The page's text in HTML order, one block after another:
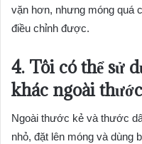
vặn hơn, nhưng móng quá
điều chỉnh được.
4. Tôi có thể sử
khác ngoài
Ngoài thước kẻ và thước
nhỏ, đặt lên móng và dùng